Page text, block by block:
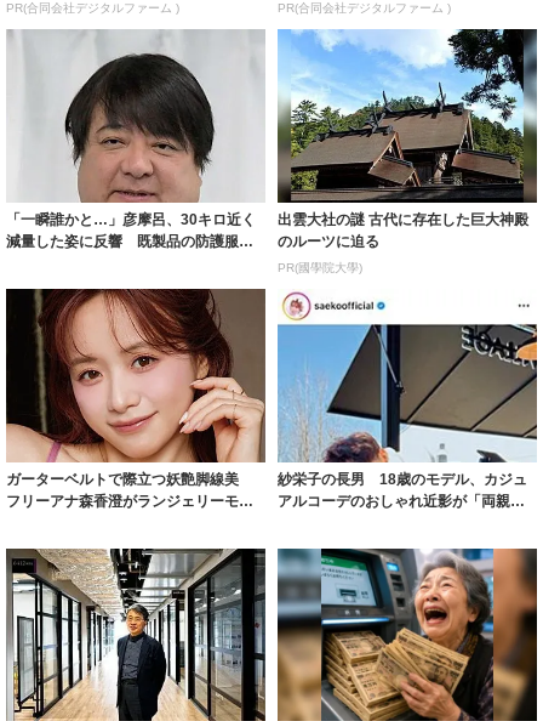
PR(合同会社デジタルファーム ) PR(合同会社デジタルファーム )
「一瞬誰かと…」彦摩呂、30キロ近く
減量した姿に反響 既製品の防護服が
出雲大社の謎 古代に存在した巨大神殿
のルーツに迫る
PR(國學院大學)
ガーターベルトで際立つ妖艶脚線美
フリーアナ森香澄がランジェリーモデ
紗栄子の長男 18歳のモデル、カジュ
アルコーデのおしゃれ近影が「両親の